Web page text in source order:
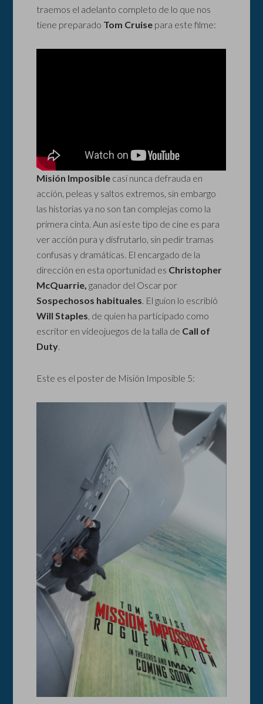
traemos el adelanto completo de lo que nos
tiene preparado Tom Cruise para este filme:
Misión Imposible casi nunca defrauda en
acción, peleas y saltos extremos, sin embargo
las historias ya no son tan complejas como la
primera cinta. Aun así este tipo de cine es para
ver acción pura y disfrutarlo, sin pedir tramas
confusas y dramáticas. El encargado de la
dirección en esta oportunidad es Christopher
McQuarrie, ganador del Oscar por
Sospechosos habituales . El guion lo escribió
Will Staples , de quien ha participado como
escritor en videojuegos de la talla de Call of
Duty
Este es el poster de Misión Imposible 5: